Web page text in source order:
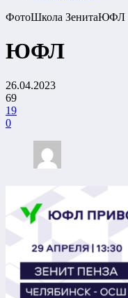
ФотоШкола ЗенитаЮФЛ
ЮФЛ
26.04.2023
69
19
0